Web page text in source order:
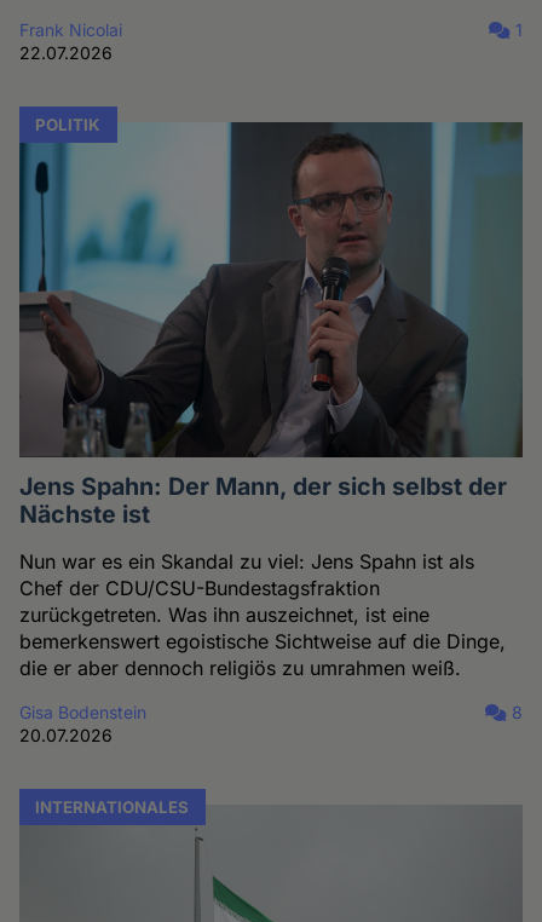
Frank Nicolai
22.07.2026
1
POLITIK
Jens Spahn: Der Mann, der sich selbst der
Nächste ist
Nun war es ein Skandal zu viel: Jens Spahn ist als
Chef der CDU/CSU-Bundestagsfraktion
zurückgetreten. Was ihn auszeichnet, ist eine
bemerkenswert egoistische Sichtweise auf die Dinge,
die er aber dennoch religiös zu umrahmen weiß.
Gisa Bodenstein
20.07.2026
8
INTERNATIONALES